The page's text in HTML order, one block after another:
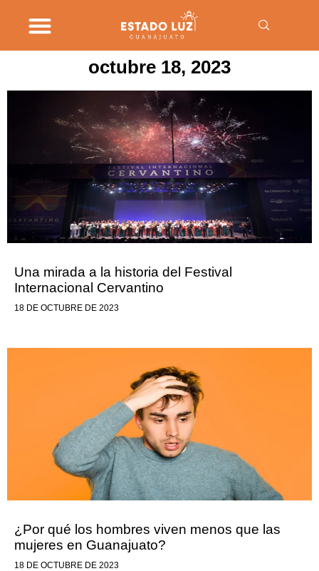
octubre 18, 2023
Una mirada a la historia del Festival
Internacional Cervantino
18 DE OCTUBRE DE 2023
¿Por qué los hombres viven menos que las
mujeres en Guanajuato?
18 DE OCTUBRE DE 2023